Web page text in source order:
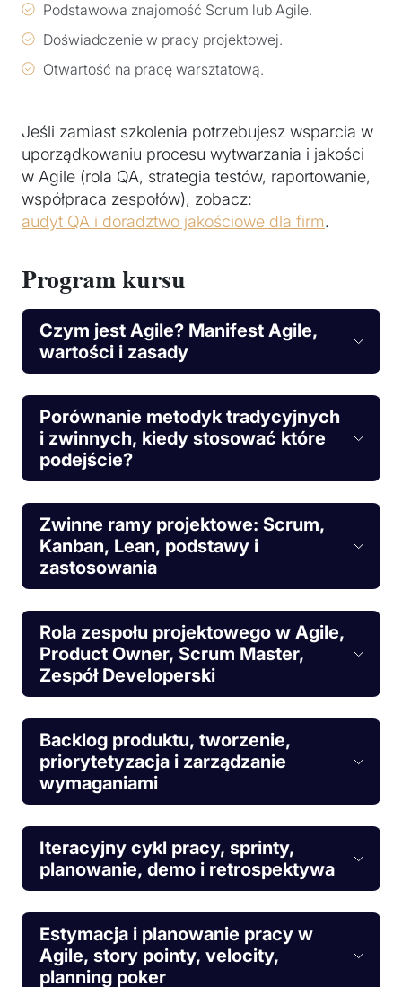
Podstawowa znajomość Scrum lub Agile.
Doświadczenie w pracy projektowej.
Otwartość na pracę warsztatową.
Jeśli zamiast szkolenia potrzebujesz wsparcia w
uporządkowaniu procesu wytwarzania i jakości
w Agile (rola QA, strategia testów, raportowanie,
współpraca zespołów), zobacz:
audyt QA i doradztwo jakościowe dla firm.
Program kursu
Czym jest Agile? Manifest Agile,
wartości i zasady
Porównanie metodyk tradycyjnych
i zwinnych, kiedy stosować które
podejście?
Zwinne ramy projektowe: Scrum,
Kanban, Lean, podstawy i
zastosowania
Rola zespołu projektowego w Agile,
Product Owner, Scrum Master,
Zespół Developerski
Backlog produktu, tworzenie,
priorytetyzacja i zarządzanie
wymaganiami
Iteracyjny cykl pracy, sprinty,
planowanie, demo i retrospektywa
Estymacja i planowanie pracy w
Agile, story pointy, velocity,
planning poker